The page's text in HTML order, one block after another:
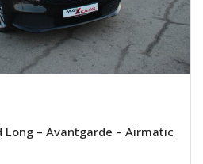
Long – Avantgarde – Airmatic